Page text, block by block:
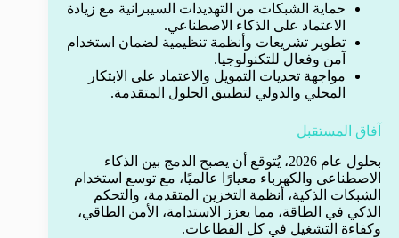
حماية الشبكات من التهديدات السيبرانية مع زيادة
الاعتماد على الذكاء الاصطناعي.
تطوير تشريعات وأنظمة تنظيمية لضمان استخدام
آمن وفعال للتكنولوجيا.
مواجهة تحديات التمويل والاعتماد على الابتكار
المحلي والدولي لتطبيق الحلول المتقدمة.
آفاق المستقبل
بحلول عام 2026، يُتوقع أن يصبح الدمج بين الذكاء
الاصطناعي والكهرباء معيارًا عالميًا، مع توسع استخدام
الشبكات الذكية، أنظمة التخزين المتقدمة، والتحكم
الذكي في الطاقة، مما يعزز الاستدامة، الأمن الطاقي،
وكفاءة التشغيل في كل القطاعات.